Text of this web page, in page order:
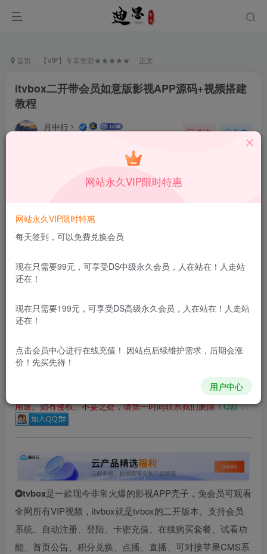
首页 【VIP】专享资源★★★★★ 正文
itvbox二开带会员如意版影视APP源码+视频搭建
教程
月中行丶 关注 私信
此内容为付费阅读，请付费后查看
￥1.29
立即购买
更新及时
极速下载 安全绿色 网盘下载
于商业用途。如有侵权、不妥之处，请第一时间联系我们删
除！
本站所有内容来自互联网收集，仅供学习和交流，请勿用于商业
用途。如有侵权、不妥之处，请第一时间联系我们删除！Q群：
tvbox是一款现今非常火爆的影视APP壳子，免会员可观看
全网所有VIP视频，itvbox就是tvbox的二开版本。支持会员
系统、自动注册、登陆、卡密充值、在线购买套餐、试看功
能、首页公告、积分兑换、点播、直播、可对接苹果CMS系
网站永久VIP限时特惠
网站永久VIP限时特惠
每天签到，可以免费兑换会员
现在只需要99元，可享受DS中级永久会员，人在站在！人走站
还在！
现在只需要199元，可享受DS高级永久会员，人在站在！人走站
还在！
点击会员中心进行在线充值！ 因站点后续维护需求，后期会涨
价！先买先得！
用户中心